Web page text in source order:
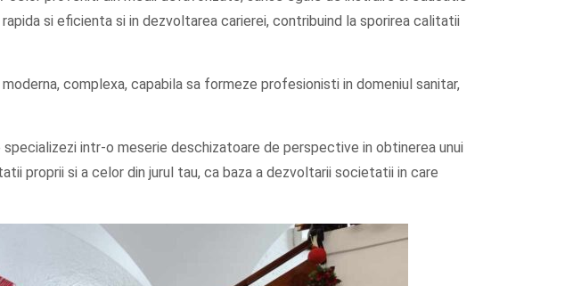
si eficienta si in dezvoltarea carierei, contribuind la sporirea calitatii
complexa, capabila sa formeze profesionisti in domeniul sanitar,
intr-o meserie deschizatoare de perspective in obtinerea unui
proprii si a celor din jurul tau, ca baza a dezvoltarii societatii in care